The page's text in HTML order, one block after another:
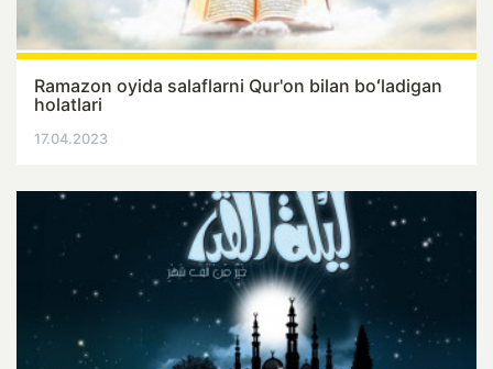
Ramazon oyida salaflarni Qur'on bilan boʻladigan
holatlari
17.04.2023